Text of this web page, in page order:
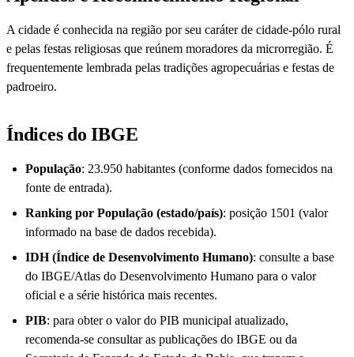
A cidade é conhecida na região por seu caráter de cidade-pólo rural
e pelas festas religiosas que reúnem moradores da microrregião. É
frequentemente lembrada pelas tradições agropecuárias e festas de
padroeiro.
Índices do IBGE
População: 23.950 habitantes (conforme dados fornecidos na
fonte de entrada).
Ranking por População (estado/país): posição 1501 (valor
informado na base de dados recebida).
IDH (Índice de Desenvolvimento Humano): consulte a base
do IBGE/Atlas do Desenvolvimento Humano para o valor
oficial e a série histórica mais recentes.
PIB: para obter o valor do PIB municipal atualizado,
recomenda-se consultar as publicações do IBGE ou da